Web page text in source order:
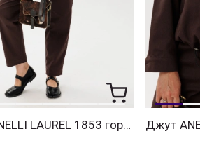
Брюки ANELLI LAUREL 1853 горячий шоколад